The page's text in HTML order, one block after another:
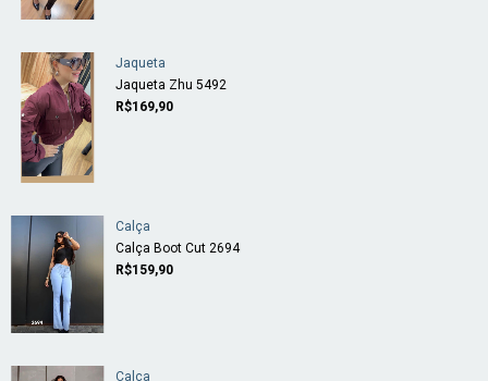
Jaqueta
Jaqueta Zhu 5492
R$169,90
Calça
Calça Boot Cut 2694
R$159,90
Calça